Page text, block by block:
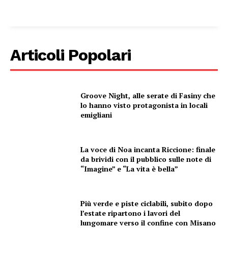
Articoli Popolari
Groove Night, alle serate di Fasiny che
lo hanno visto protagonista in locali
emigliani
La voce di Noa incanta Riccione: finale
da brividi con il pubblico sulle note di
“Imagine” e “La vita è bella”
Più verde e piste ciclabili, subito dopo
l’estate ripartono i lavori del
lungomare verso il confine con Misano